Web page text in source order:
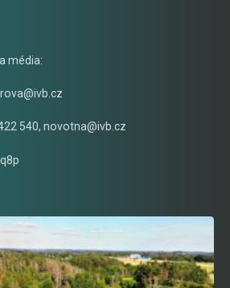
média:
540, novotna@ivb.cz